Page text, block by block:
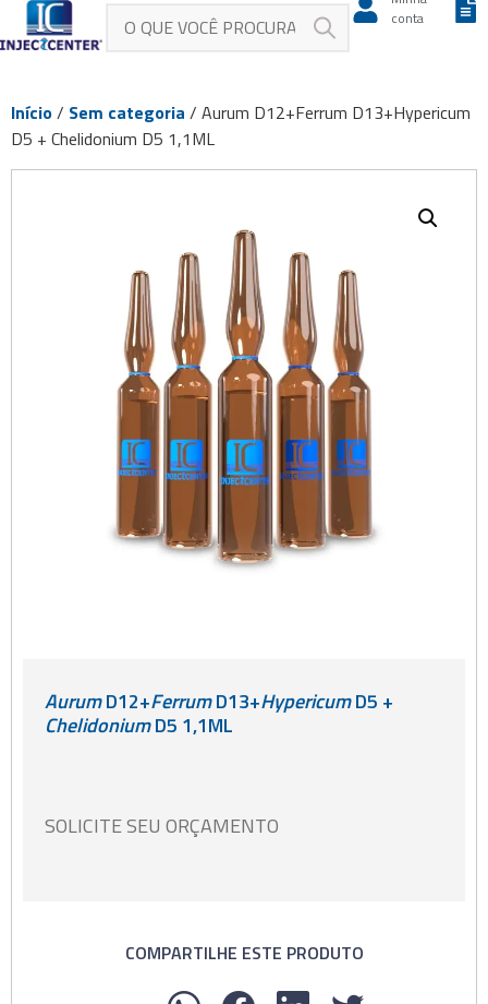
conta
Início/ Sem categoria / Aurum D12+Ferrum D13+Hypericum
D5 + Chelidonium D5 1,1ML
AurumD12+FerrumD13+HypericumD5 +
ChelidoniumD5 1,1ML
SOLICITE SEU ORÇAMENTO
COMPARTILHE ESTE PRODUTO